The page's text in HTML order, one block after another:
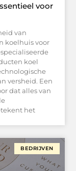
voor
van
koelhuis voor
koel
versheid. Een
dat alles van
het
BEDRIJVEN